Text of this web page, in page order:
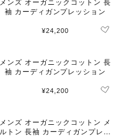
袖 カーディガンプレッション
¥24,200
メンズ オーガニックコットン 長
袖 カーディガンプレッション
¥24,200
メンズ オーガニックコットン メ
ルトン 長袖 カーディガンプレッ